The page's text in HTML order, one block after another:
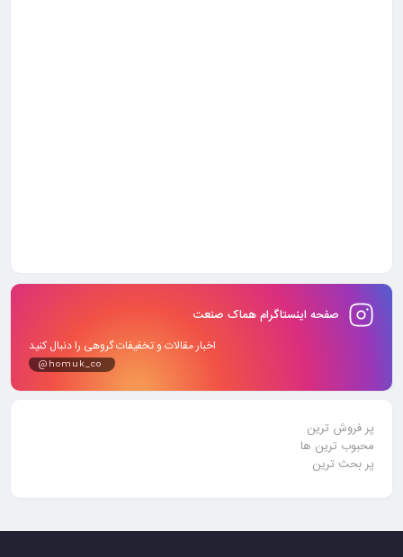
صفحه اینستاگرام هماک صنعت
اخبار مقالات و تخفیفات گروهی را دنبال کنید
@homuk_co
پر فروش ترین
محبوب ترین ها
پر بحث ترین